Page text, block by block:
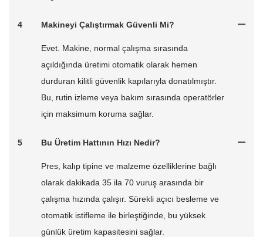
4 Makineyi Çalıştırmak Güvenli Mi?
Evet. Makine, normal çalışma sırasında
açıldığında üretimi otomatik olarak hemen
durduran kilitli güvenlik kapılarıyla donatılmıştır.
Bu, rutin izleme veya bakım sırasında operatörler
için maksimum koruma sağlar.
5 Bu Üretim Hattının Hızı Nedir?
Pres, kalıp tipine ve malzeme özelliklerine bağlı
olarak dakikada 35 ila 70 vuruş arasında bir
çalışma hızında çalışır. Sürekli açıcı besleme ve
otomatik istifleme ile birleştiğinde, bu yüksek
günlük üretim kapasitesini sağlar.